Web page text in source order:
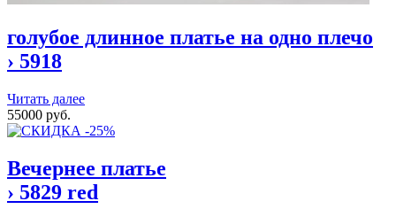
голубое длинное платье на одно плечо
› 5918
Читать далее
55000 руб.
Вечернее платье
› 5829 red